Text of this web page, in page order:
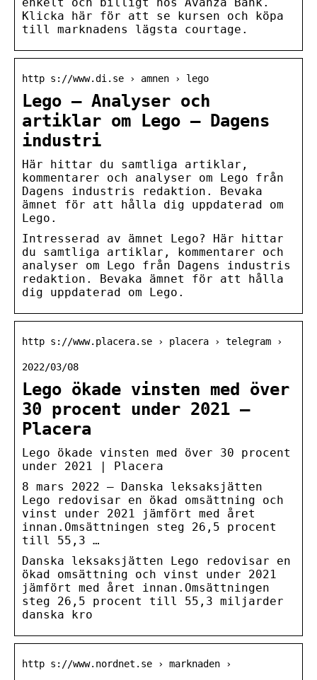
Klicka här för att se kursen och köpa
till marknadens lägsta courtage.
http s://www.di.se › amnen › lego
Lego – Analyser och
artiklar om Lego – Dagens
industri
Här hittar du samtliga artiklar,
kommentarer och analyser om Lego från
Dagens industris redaktion. Bevaka
ämnet för att hålla dig uppdaterad om
Lego.
Intresserad av ämnet Lego? Här hittar
du samtliga artiklar, kommentarer och
analyser om Lego från Dagens industris
redaktion. Bevaka ämnet för att hålla
dig uppdaterad om Lego.
http s://www.placera.se › placera › telegram ›
2022/03/08
Lego ökade vinsten med över
30 procent under 2021 –
Placera
Lego ökade vinsten med över 30 procent
under 2021 | Placera
8 mars 2022 — Danska leksaksjätten
Lego redovisar en ökad omsättning och
vinst under 2021 jämfört med året
innan.Omsättningen steg 26,5 procent
till 55,3 …
Danska leksaksjätten Lego redovisar en
ökad omsättning och vinst under 2021
jämfört med året innan.Omsättningen
steg 26,5 procent till 55,3 miljarder
danska kro
http s://www.nordnet.se › marknaden ›